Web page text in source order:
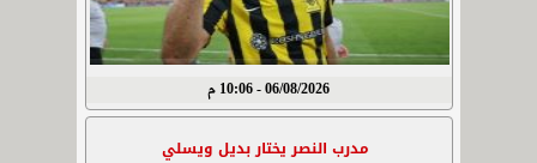
06/08/2026 - 10:06 م
مدرب النصر يختار بديل ويسلي